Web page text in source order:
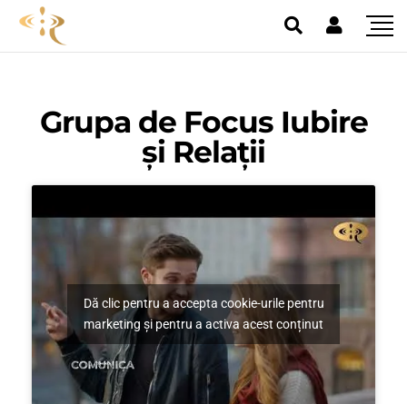
Grupa de Focus Iubire
și Relații
Dă clic pentru a accepta cookie-urile pentru
marketing și pentru a activa acest conținut